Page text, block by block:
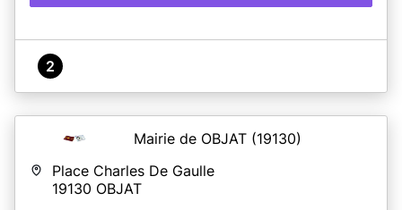
2
Mairie de OBJAT (19130)
Place Charles De Gaulle
19130 OBJAT